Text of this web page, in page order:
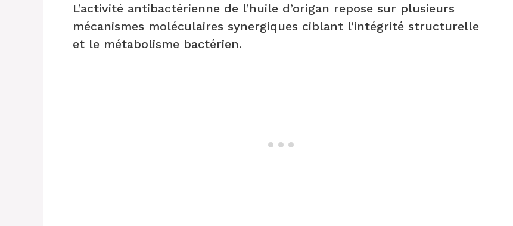
L’activité antibactérienne de l’huile d’origan repose sur plusieurs
mécanismes moléculaires synergiques ciblant l’intégrité structurelle
et le métabolisme bactérien.